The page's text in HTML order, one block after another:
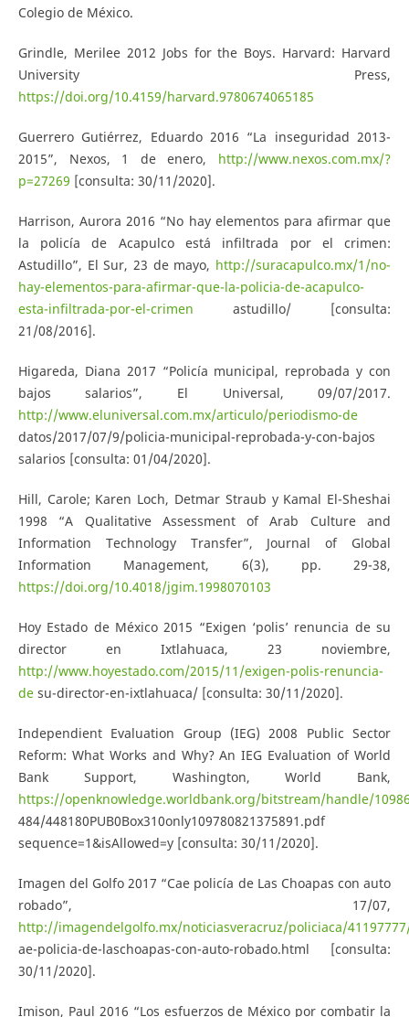
Colegio de México.
Grindle, Merilee 2012 Jobs for the Boys. Harvard: Harvard
University Press,
https://doi.org/10.4159/harvard.9780674065185
Guerrero Gutiérrez, Eduardo 2016 “La inseguridad 2013-
2015”, Nexos, 1 de enero, http://www.nexos.com.mx/?
p=27269 [consulta: 30/11/2020].
Harrison, Aurora 2016 “No hay elementos para afirmar que
la policía de Acapulco está infiltrada por el crimen:
Astudillo”, El Sur, 23 de mayo, http://suracapulco.mx/1/no-
hay-elementos-para-afirmar-que-la-policia-de-acapulco-
esta-infiltrada-por-el-crimen astudillo/ [consulta:
21/08/2016].
Higareda, Diana 2017 “Policía municipal, reprobada y con
bajos salarios”, El Universal, 09/07/2017.
http://www.eluniversal.com.mx/articulo/periodismo-de
datos/2017/07/9/policia-municipal-reprobada-y-con-bajos
salarios [consulta: 01/04/2020].
Hill, Carole; Karen Loch, Detmar Straub y Kamal El-Sheshai
1998 “A Qualitative Assessment of Arab Culture and
Information Technology Transfer”, Journal of Global
Information Management, 6(3), pp. 29-38,
https://doi.org/10.4018/jgim.1998070103
Hoy Estado de México 2015 “Exigen ‘polis’ renuncia de su
director en Ixtlahuaca, 23 noviembre,
http://www.hoyestado.com/2015/11/exigen-polis-renuncia-
desu-director-en-ixtlahuaca/ [consulta: 30/11/2020].
Independient Evaluation Group (IEG) 2008 Public Sector
Reform: What Works and Why? An IEG Evaluation of World
Bank Support, Washington, World Bank,
https://openknowledge.worldbank.org/bitstream/handle/
484/448180PUB0Box310only109780821375891.pdf
sequence=1&isAllowed=y [consulta: 30/11/2020].
Imagen del Golfo 2017 “Cae policía de Las Choapas con auto
robado”, 17/07,
http://imagendelgolfo.mx/noticiasveracruz/policiaca/
ae-policia-de-laschoapas-con-auto-robado.html [consulta:
30/11/2020].
Imison, Paul 2016 “Los esfuerzos de México por combatir la